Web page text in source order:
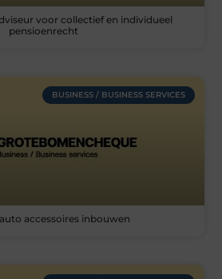
voor collectief en individueel
pensioenrecht
BUSINESS / BUSINESS SERVICES
accessoires inbouwen